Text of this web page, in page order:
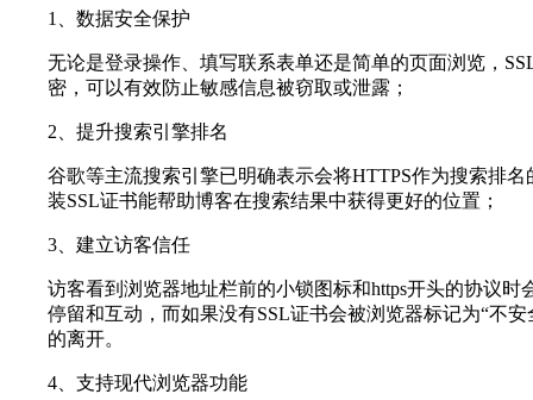
1、数据安全保护
无论是登录操作、填写联系表单还是简单的页面浏览，
密，可以有效防止敏感信息被窃取或泄露；
2、提升搜索引擎排名
谷歌等主流搜索引擎已明确表示会将HTTPS作为搜索排
装SSL证书能帮助博客在搜索结果中获得更好的位置；
3、建立访客信任
访客看到浏览器地址栏前的小锁图标和https开头的协议时
停留和互动，而如果没有SSL证书会被浏览器标记为“不
的离开。
4、支持现代浏览器功能